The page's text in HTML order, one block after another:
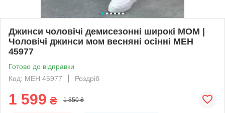
Джинси чоловічі демисезонні широкі МОМ |
Чоловічі джинси мом весняні осінні МЕН
45977
Готово до відправки
Код: МЕН 45977
Роздріб
1 599 ₴ 1 850 ₴